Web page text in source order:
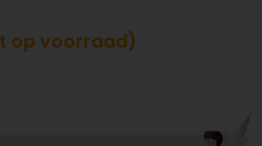
op voorraad)